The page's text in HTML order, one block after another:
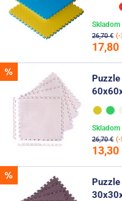
26,70 € (-
17,80
Skladom
26,70 € (-
13,30
Skladom